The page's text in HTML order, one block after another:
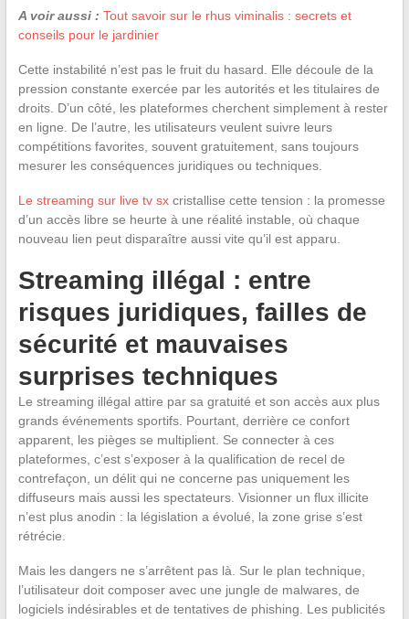
A voir aussi : Tout savoir sur le rhus viminalis : secrets et
conseils pour le jardinier
Cette instabilité n’est pas le fruit du hasard. Elle découle de la
pression constante exercée par les autorités et les titulaires de
droits. D’un côté, les plateformes cherchent simplement à rester
en ligne. De l’autre, les utilisateurs veulent suivre leurs
compétitions favorites, souvent gratuitement, sans toujours
mesurer les conséquences juridiques ou techniques.
Le streaming sur live tv sxcristallise cette tension : la promesse
d’un accès libre se heurte à une réalité instable, où chaque
nouveau lien peut disparaître aussi vite qu’il est apparu.
Streaming illégal : entre
risques juridiques, failles de
sécurité et mauvaises
surprises techniques
Le streaming illégal attire par sa gratuité et son accès aux plus
grands événements sportifs. Pourtant, derrière ce confort
apparent, les pièges se multiplient. Se connecter à ces
plateformes, c’est s’exposer à la qualification de recel de
contrefaçon, un délit qui ne concerne pas uniquement les
diffuseurs mais aussi les spectateurs. Visionner un flux illicite
n’est plus anodin : la législation a évolué, la zone grise s’est
rétrécie.
Mais les dangers ne s’arrêtent pas là. Sur le plan technique,
l’utilisateur doit composer avec une jungle de malwares, de
logiciels indésirables et de tentatives de phishing. Les publicités